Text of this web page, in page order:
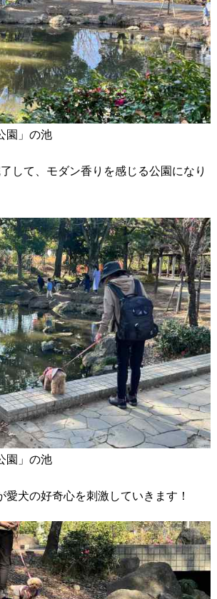
園」の池
して、モダン香りを感じる公園になり
園」の池
犬の好奇心を刺激していきます！